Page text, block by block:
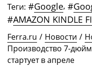
Теги: #Google, #
#AMAZON KINDLE
Ferra.ru / Новости /
Производство 7-
стартует в апреле